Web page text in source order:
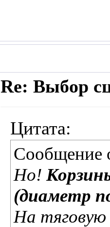
Re: Выбор
Цитата:
Сообщение
Но!
(диаметр
На тяговую